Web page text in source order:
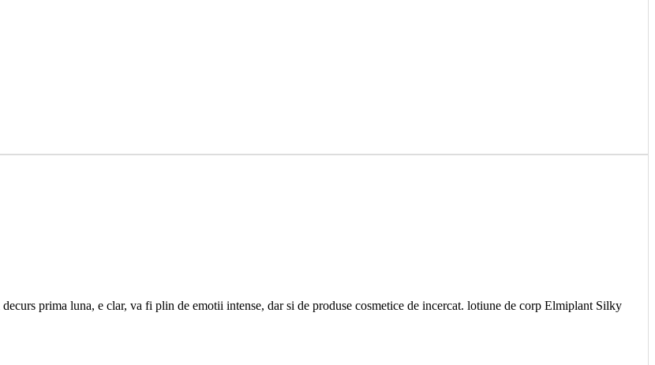
prima luna, e clar, va fi plin de emotii intense, dar si de produse cosmetice de incercat. lotiune de corp Elmiplant Silky